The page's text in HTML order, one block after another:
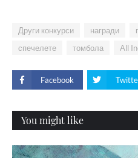
Други конкурси награди
спечелете
томбола All
Facebook
You might like